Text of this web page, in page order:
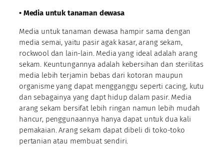
• Media untuk tanaman dewasa
Media untuk tanaman dewasa hampir sama dengan
media semai, yaitu pasir agak kasar, arang sekam,
rockwool dan lain-lain. Media yang ideal adalah arang
sekam. Keuntungannya adalah kebersihan dan sterilitas
media lebih terjamin bebas dari kotoran maupun
organisme yang dapat mengganggu seperti cacing, kutu
dan sebagainya yang dapt hidup dalam pasir. Media
arang sekam bersifat lebih ringan namun lebih mudah
hancur, penggunaannya hanya dapat untuk dua kali
pemakaian. Arang sekam dapat dibeli di toko-toko
pertanian atau membuat sendiri.